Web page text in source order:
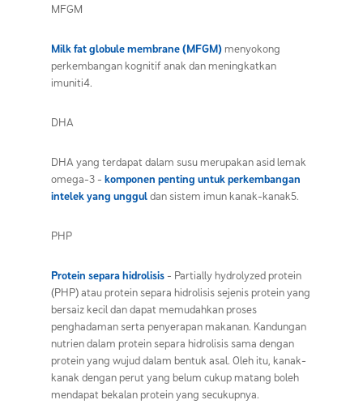
MFGM
Milk fat globule membrane (MFGM)menyokong
perkembangan kognitif anak dan meningkatkan
imuniti4.
DHA
DHA yang terdapat dalam susu merupakan asid lemak
omega-3 - komponen penting untuk perkembangan
intelek yang ungguldan sistem imun kanak-kanak5.
PHP
Protein separa hidrolisis- Partially hydrolyzed protein
(PHP) atau protein separa hidrolisis sejenis protein yang
bersaiz kecil dan dapat memudahkan proses
penghadaman serta penyerapan makanan. Kandungan
nutrien dalam protein separa hidrolisis sama dengan
protein yang wujud dalam bentuk asal. Oleh itu, kanak-
kanak dengan perut yang belum cukup matang boleh
mendapat bekalan protein yang secukupnya.